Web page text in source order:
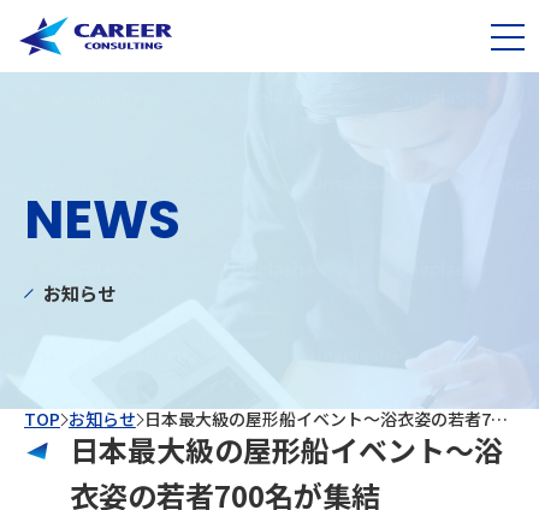
NEWS
お知らせ
TOP お知らせ 日本最大級の屋形船イベント〜浴衣姿の若者700名が集結
日本最大級の屋形船イベント〜浴
衣姿の若者700名が集結